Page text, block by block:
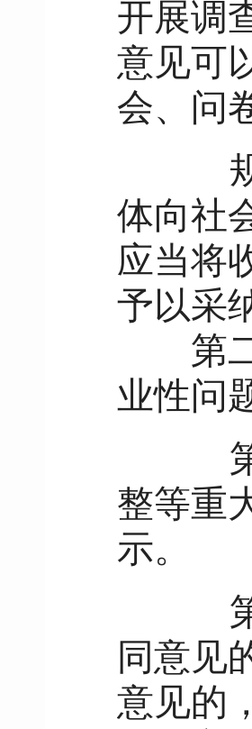
开展调
意见可
会、问
规
体向社
应当将
予以采
第二
业性问
第
整等重
示。
第
同意见
意见的